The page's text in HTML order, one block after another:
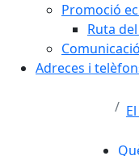
Promoció
Ruta
Adreces i